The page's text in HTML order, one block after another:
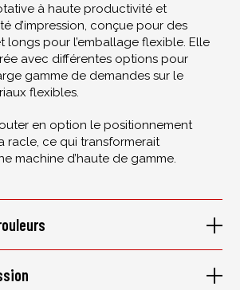
à haute productivité et
d’impression, conçue pour des
longs pour l’emballage flexible. Elle
avec différentes options pour
gamme de demandes sur le
flexibles.
en option le positionnement
racle, ce qui transformerait
machine d’haute de gamme.